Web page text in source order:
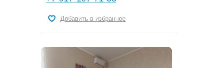
Добавить в избранное